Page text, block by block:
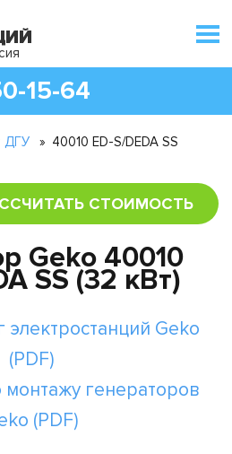
15-64
ДГУ » 40010 ED-S/DEDA SS
СТОИМОСТЬ
Geko 40010
SS (32 кВт)
электростанций Geko
(PDF)
монтажу генераторов
(PDF)